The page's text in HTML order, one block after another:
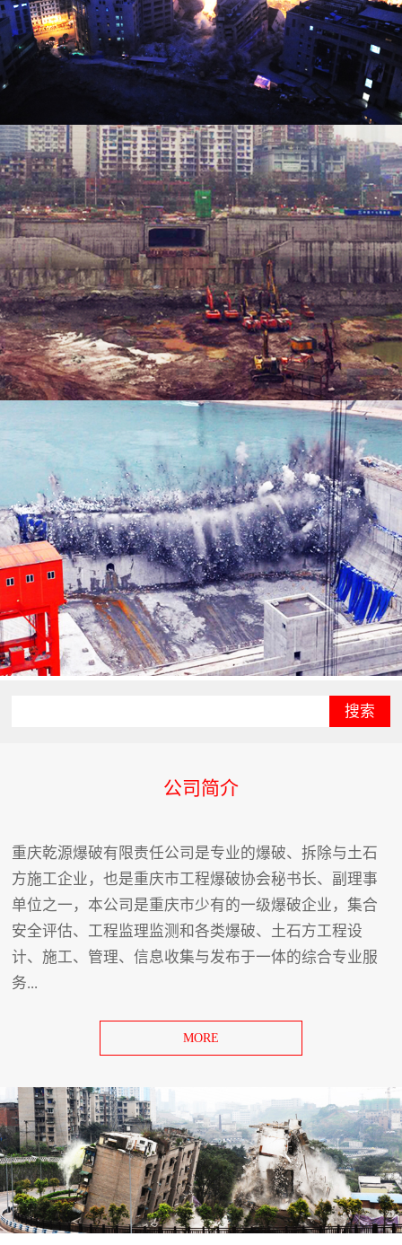
搜索
公司简介
重庆乾源爆破有限责任公司是专业的爆破、拆除与土石
方施工企业，也是重庆市工程爆破协会秘书长、副理事
单位之一，本公司是重庆市少有的一级爆破企业，集合
安全评估、工程监理监测和各类爆破、土石方工程设
计、施工、管理、信息收集与发布于一体的综合专业服
务...
MORE